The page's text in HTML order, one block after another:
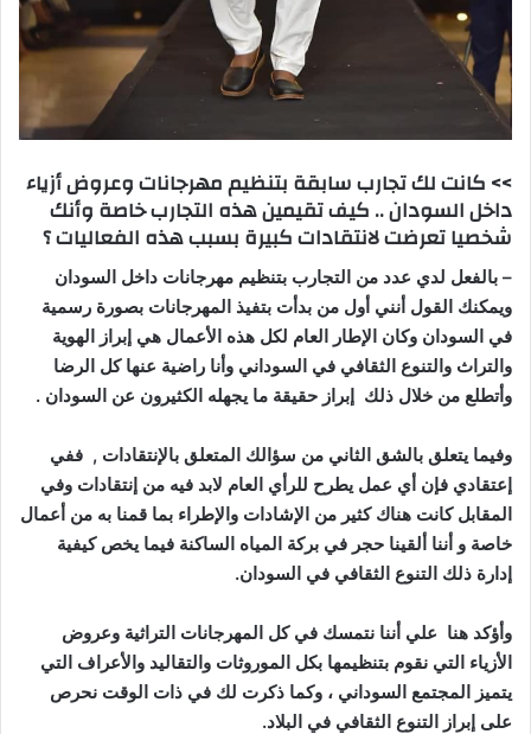
>> كانت لك تجارب سابقة بتنظيم مهرجانات وعروض أزياء
داخل السودان .. كيف تقيمين هذه التجارب خاصة وأنك
شخصيا تعرضت لانتقادات كبيرة بسبب هذه الفعاليات ؟
– بالفعل لدي عدد من التجارب بتنظيم مهرجانات داخل السودان
ويمكنك القول أنني أول من بدأت بتفيذ المهرجانات بصورة رسمية
في السودان وكان الإطار العام لكل هذه الأعمال هي إبراز الهوية
والتراث والتنوع الثقافي في السوداني وأنا راضية عنها كل الرضا
وأتطلع من خلال ذلك إبراز حقيقة ما يجهله الكثيرون عن السودان .
وفيما يتعلق بالشق الثاني من سؤالك المتعلق بالإنتقادات , ففي
إعتقادي فإن أي عمل يطرح للرأي العام لابد فيه من إنتقادات وفي
المقابل كانت هناك كثير من الإشادات والإطراء بما قمنا به من أعمال
خاصة و أننا ألقينا حجر في بركة المياه الساكنة فيما يخص كيفية
إدارة ذلك التنوع الثقافي في السودان.
وأؤكد هنا علي أننا نتمسك في كل المهرجانات التراثية وعروض
الأزياء التي نقوم بتنظيمها بكل الموروثات والتقاليد والأعراف التي
يتميز المجتمع السوداني ، وكما ذكرت لك في ذات الوقت نحرص
على إبراز التنوع الثقافي في البلاد.